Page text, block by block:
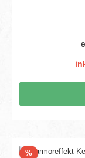
%Rabatt